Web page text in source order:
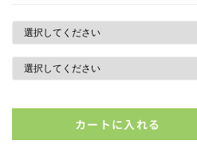
カートに入れる